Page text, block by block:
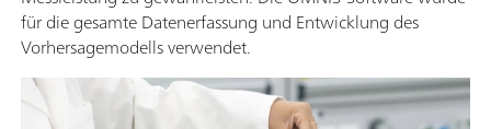
für die gesamte Datenerfassung und Entwicklung des
Vorhersagemodells verwendet.